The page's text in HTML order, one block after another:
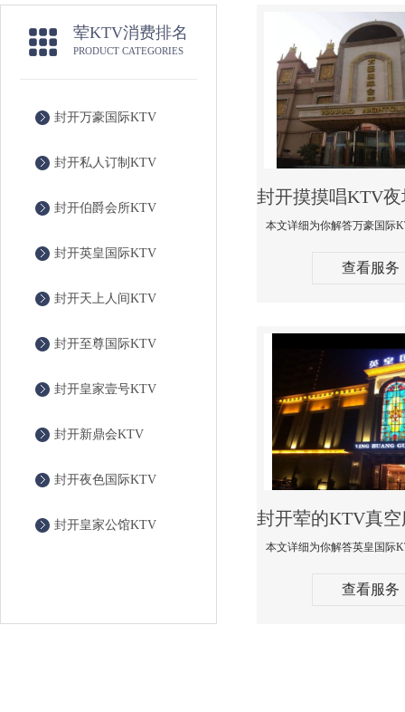
荤KTV消费排名
PRODUCT CATEGORIES
封开万豪国际KTV
封开私人订制KTV
封开伯爵会所KTV
封开英皇国际KTV
封开天上人间KTV
封开至尊国际KTV
封开皇家壹号KTV
封开新鼎会KTV
封开夜色国际KTV
封开皇家公馆KTV
查看服务
查看服务